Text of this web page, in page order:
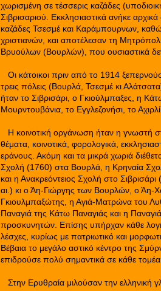
χωρισμένη σε τέσσερις καζάδες
Σιβρισαριού. Εκκλησιαστικά ανήκε
καζάδες Τσεσμέ και Καράμπουρνων,
χριστιανών, και αποτέλεσαν τη
Βρυούλων (Βουρλών), που ουσιαστικά
Οι κάτοικοι πριν από το 1914
τρεις πόλεις (Βουρλά, Τσεσμέ κι
ήταν το Σιβρισάρι, ο Γκιούλμπαξες, η
Μουρντουβάνια, το Εγγλεζονήσι, το
Η κοινοτική οργάνωση ήταν η γνωστή
θέματα, κοινοτικά, φορολογικά,
εράνους. Ακόμη και τα μικρά χωριά
Σχολή (1760) στα Βουρλά, η Κρηναία
και η Ανακρεόντειος Σχολή στο
αι.) κι ο Άη-Γιώργης των Βουρλών, ο Άη-
Γκιουλμπαξώτης, η Αγιά-Ματρώνα του
Παναγιά της Κάτω Παναγιάς και η
προσκυνητών. Επίσης υπήρχαν κάθε
λέσχες, κυρίως με πατριωτικό και
Βέβαια το μεγάλο αστικό κέντρο της
επιδρούσε πολύ σημαντικά σε κάθε
Στην Ερυθραία μιλούσαν την ελληνική